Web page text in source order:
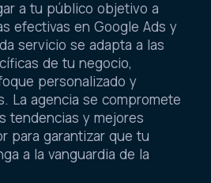
a tu público objetivo a
efectivas en Google Ads y
servicio se adapta a las
de tu negocio,
personalizado y
La agencia se compromete
tendencias y mejores
para garantizar que tu
a la vanguardia de la